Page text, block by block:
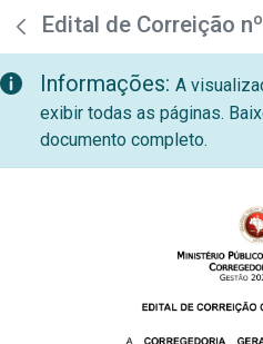
Pular para o Conteúdo principal
teste descricao
Edital de Correição
Informações: A
exibir todas as páginas.
documento completo.